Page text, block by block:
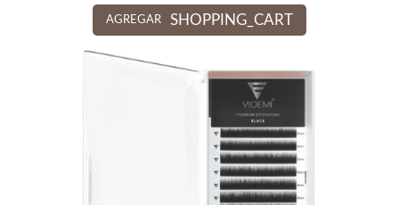
AGREGAR SHOPPING_CART